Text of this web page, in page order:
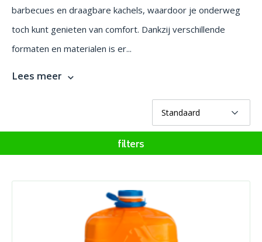
barbecues en draagbare kachels, waardoor je onderweg
toch kunt genieten van comfort. Dankzij verschillende
formaten en materialen is er...
Lees meer
filters